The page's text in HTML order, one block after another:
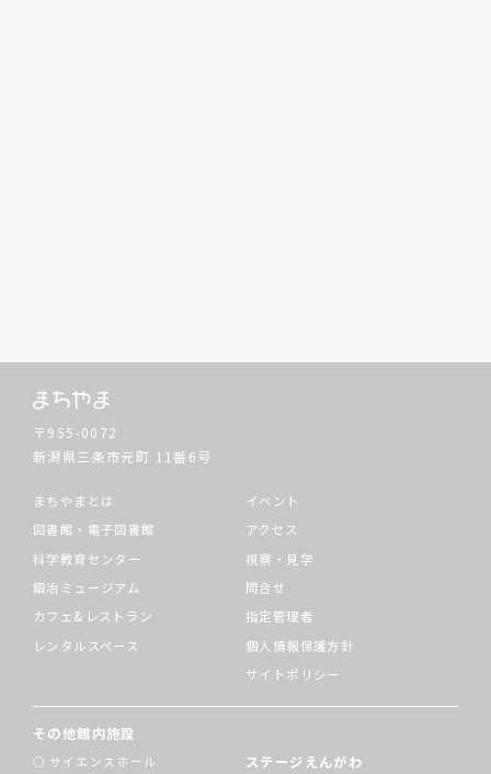
〒955-0072
新潟県三条市元町 11番6号
まちやまとは
図書館・電子図書館
科学教育センター
鍛冶ミュージアム
カフェ&レストラン
レンタルスペース
イベント
アクセス
視察・見学
問合せ
指定管理者
個人情報保護方針
サイトポリシー
その他館内施設
サイエンスホール ステージえんがわ